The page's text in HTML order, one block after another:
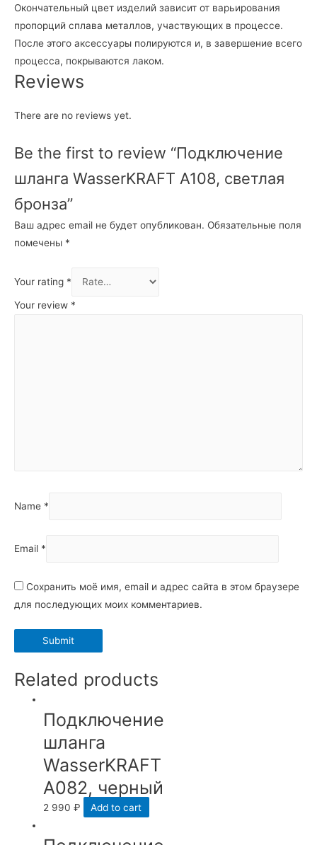
Окончательный цвет изделий зависит от варьирования
пропорций сплава металлов, участвующих в процессе.
После этого аксессуары полируются и, в завершение всего
процесса, покрываются лаком.
Reviews
There are no reviews yet.
Be the first to review “Подключение
шланга WasserKRAFT A108, светлая
бронза”
Ваш адрес email не будет опубликован. Обязательные поля
помечены *
Your rating *
Your review *
Name *
Email *
Сохранить моё имя, email и адрес сайта в этом браузере
для последующих моих комментариев.
Related products
Подключение
шланга
WasserKRAFT
A082, черный
2 990₽ Add to cart